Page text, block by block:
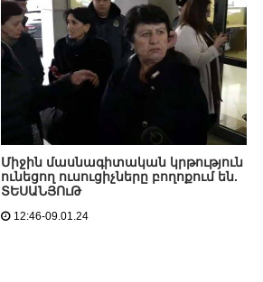
Միջին մասնագիտական կրթություն
ունեցող ուսուցիչները բողոքում են.
ՏԵՍԱՆՅՈւԹ
12:46-09.01.24